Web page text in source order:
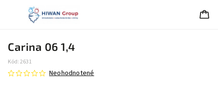
Carina 06 1,4
Kód:2631
Neohodnotené